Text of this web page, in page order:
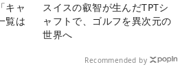
キャ
覧は
スイスの叡智が生んだTPTシ
ャフトで、ゴルフを異次元の
世界へ
Recommended by